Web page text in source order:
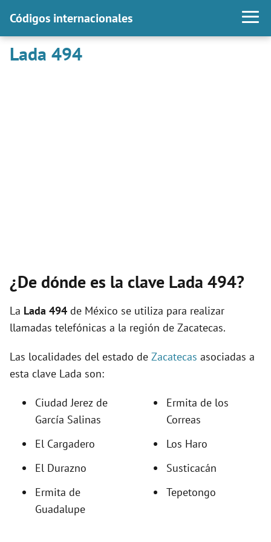
Códigos internacionales
Lada 494
¿De dónde es la clave Lada 494?
La Lada 494 de México se utiliza para realizar
llamadas telefónicas a la región de Zacatecas.
Las localidades del estado de Zacatecas asociadas a
esta clave Lada son:
Ciudad Jerez de
García Salinas
El Cargadero
El Durazno
Ermita de
Guadalupe
Ermita de los
Correas
Los Haro
Susticacán
Tepetongo